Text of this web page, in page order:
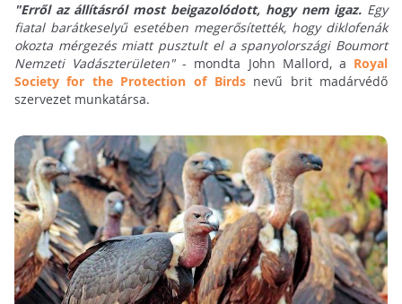
"Erről az állításról most beigazolódott, hogy nem igaz. Egy
fiatal barátkeselyű esetében megerősítették, hogy diklofenák
okozta mérgezés miatt pusztult el a spanyolországi Boumort
Nemzeti Vadászterületen"- mondta John Mallord, a Royal
Society for the Protection of Birdsnevű brit madárvédő
szervezet munkatársa.